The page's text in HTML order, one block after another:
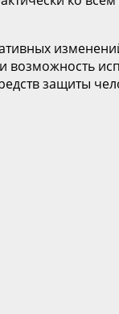
возможность
защиты